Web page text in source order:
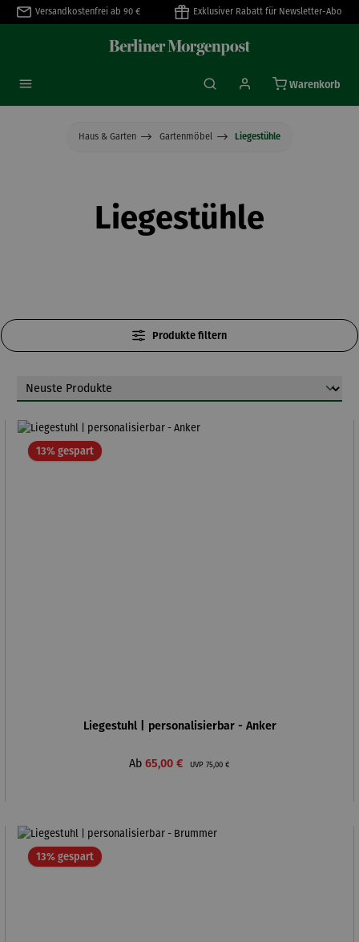
springen
Versandkostenfrei ab 90 € Exklusiver Rabatt für Newsletter-Abo
Warenkorb
Haus & Garten Gartenmöbel Liegestühle
Liegestühle
Produkte filtern
13% gespartRabatt
Liegestuhl | personalisierbar - Anker
Verkaufspreis:
Ab 65,00 € UVP Regulärer Preis:
75,00 €
13% gespartRabatt